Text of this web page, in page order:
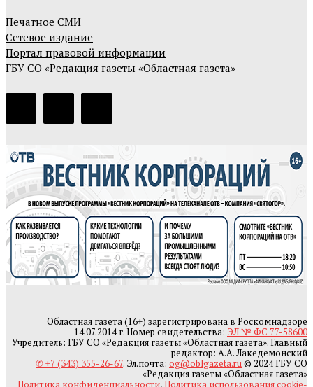
Печатное СМИ
Сетевое издание
Портал правовой информации
ГБУ СО «Редакция газеты «Областная газета»
Областная газета (16+) зарегистрирована в Роскомнадзоре
14.07.2014 г. Номер свидетельства: ЭЛ № ФС 77-58600
Учредитель: ГБУ СО «Редакция газеты «Областная газета». Главный
редактор: А.А. Лакедемонский
✆ +7 (343) 355-26-67. Эл.почта: og@oblgazeta.ru© 2024 ГБУ СО
«Редакция газеты «Областная газета»
Политика конфиденциальности,Политика использования cookie-